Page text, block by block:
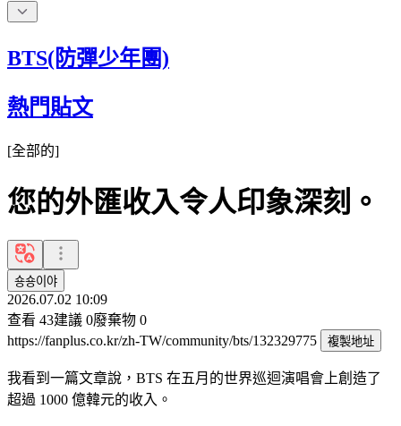
BTS(防彈少年團)
熱門貼文
[全部的]
您的外匯收入令人印象深刻。
숑숑이야
2026.07.02 10:09
查看 43建議 0廢棄物 0
https://fanplus.co.kr/zh-TW/community/bts/132329775
複製地址
我看到一篇文章說，BTS 在五月的世界巡迴演唱會上創造了
超過 1000 億韓元的收入。